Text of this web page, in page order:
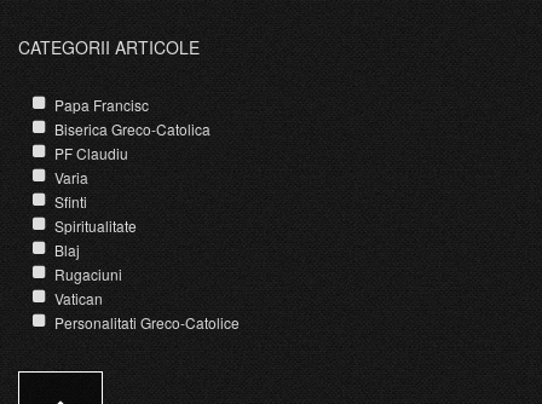
CATEGORII ARTICOLE
Papa Francisc
Biserica Greco-Catolica
PF Claudiu
Varia
Sfinti
Spiritualitate
Blaj
Rugaciuni
Vatican
Personalitati Greco-Catolice